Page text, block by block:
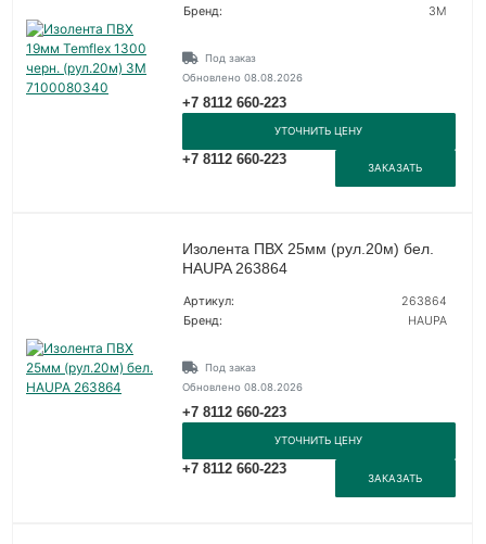
Бренд:
3М
Под заказ
Обновлено 08.08.2026
+7 8112 660-223
УТОЧНИТЬ ЦЕНУ
+7 8112 660-223
ЗАКАЗАТЬ
Изолента ПВХ 25мм (рул.20м) бел.
HAUPA 263864
Артикул:
263864
Бренд:
HAUPA
Под заказ
Обновлено 08.08.2026
+7 8112 660-223
УТОЧНИТЬ ЦЕНУ
+7 8112 660-223
ЗАКАЗАТЬ